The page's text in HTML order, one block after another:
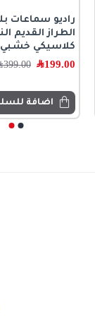
راديو سماعات
الطراز القديم
كلاسيكي خشبي L3657
199.00﷼ 399.00
اضافة